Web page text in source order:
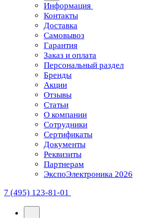
Информация
Контакты
Доставка
Самовывоз
Гарантия
Заказ и оплата
Персональный раздел
Бренды
Акции
Отзывы
Статьи
О компании
Сотрудники
Сертификаты
Документы
Реквизиты
Партнерам
ЭкспоЭлектроника 2026
7 (495) 123-81-01